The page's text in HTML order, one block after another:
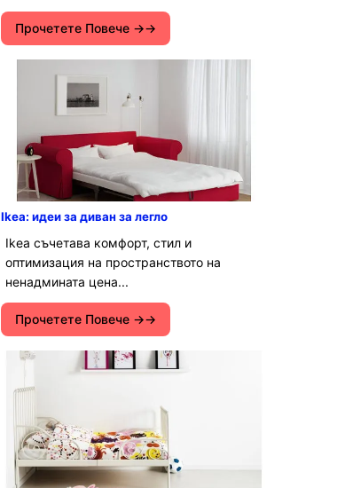
Прочетете Повече →
Ikea: идеи за диван за легло
Ikea съчетава комфорт, стил и
оптимизация на пространството на
ненадмината цена...
Прочетете Повече →